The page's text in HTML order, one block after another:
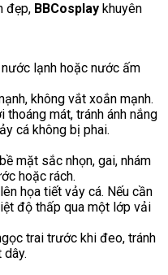
đẹp, BBCosplay khuyên
lạnh hoặc nước ấm
không vắt xoắn mạnh.
thoáng mát, tránh ánh nắng
cá không bị phai.
mặt sắc nhọn, gai, nhám
hoặc rách.
họa tiết vảy cá. Nếu cần
độ thấp qua một lớp vải
trai trước khi đeo, tránh